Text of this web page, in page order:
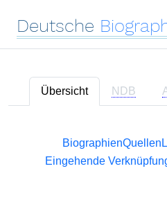
Deutsche
Übersicht NDB
BiographienQuellen
Eingehende